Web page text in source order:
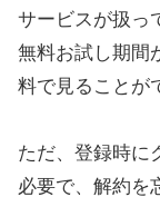
サービスが扱っ
無料お試し期間
料で見ることが
ただ、登録時に
必要で、解約を